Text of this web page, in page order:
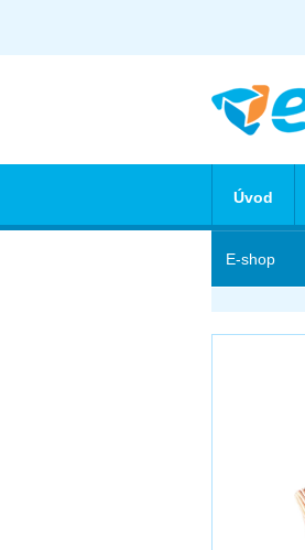
E-shop
Úvod